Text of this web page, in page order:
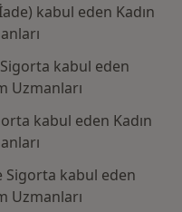
kabul eden Kadın
kabul eden
Uzmanları
kabul eden Kadın
kabul eden
Uzmanları